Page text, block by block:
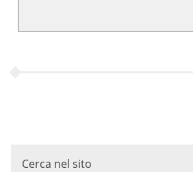
Cerca nel sito